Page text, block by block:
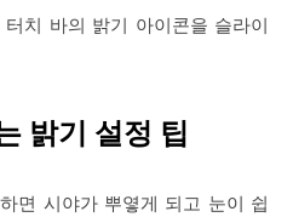
치 바의 밝기 아이콘을 슬라이
밝기 설정 팁
면 시야가 뿌옇게 되고 눈이 쉽